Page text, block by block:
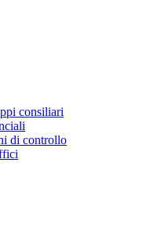
consiliari
di controllo